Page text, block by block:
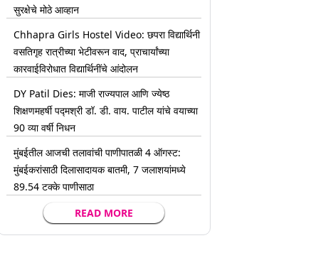
सुरक्षेचे मोठे आव्हान
Chhapra Girls Hostel Video: छपरा विद्यार्थिनी
वसतिगृह रात्रीच्या भेटीवरून वाद, प्राचार्यांच्या
कारवाईविरोधात विद्यार्थिनींचे आंदोलन
DY Patil Dies: माजी राज्यपाल आणि ज्येष्ठ
शिक्षणमहर्षी पद्मश्री डॉ. डी. वाय. पाटील यांचे वयाच्या
90 व्या वर्षी निधन
मुंबईतील आजची तलावांची पाणीपातळी 4 ऑगस्ट:
मुंबईकरांसाठी दिलासादायक बातमी, 7 जलाशयांमध्ये
89.54 टक्के पाणीसाठा
READ MORE